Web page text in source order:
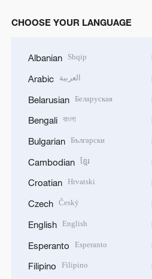
CHOOSE YOUR LANGUAGE
Albanian Shqip
Arabic العربية
Belarusian Беларуская
Bengali বাংলা
Bulgarian Български
Cambodian ខ្មែរ
Croatian Hrvatski
Czech Český
English English
Esperanto Esperanto
Filipino Filipino